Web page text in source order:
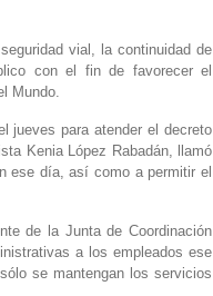
vial, la continuidad de
con el fin de favorecer el
Mundo.
jueves para atender el decreto
Kenia López Rabadán, llamó
ese día, así como a permitir el
de la Junta de Coordinación
a los empleados ese
se mantengan los servicios